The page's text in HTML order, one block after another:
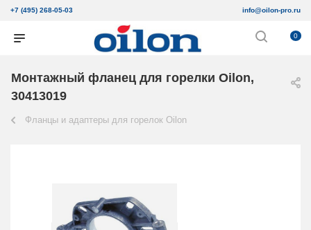
+7 (495) 268-05-03 info@oilon-pro.ru
0
Монтажный фланец для горелки Oilon,
30413019
Фланцы и адаптеры для горелок Oilon